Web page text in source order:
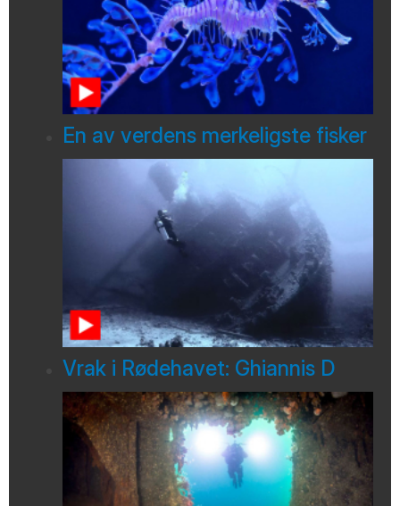
En av verdens merkeligste fisker
Vrak i Rødehavet: Ghiannis D